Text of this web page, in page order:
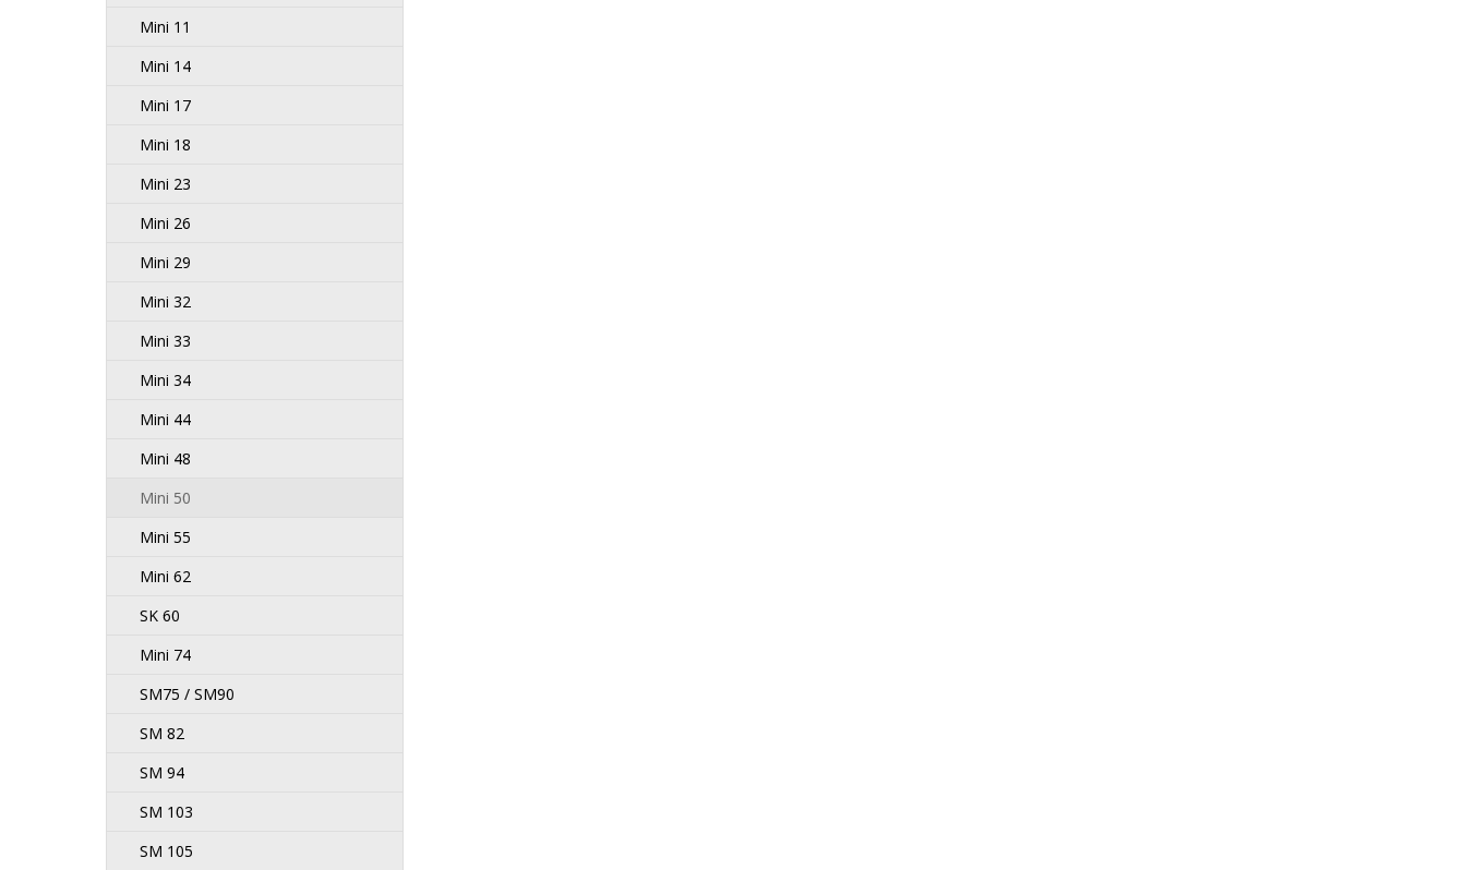
Mini 11
Mini 14
Mini 17
Mini 18
Mini 23
Mini 26
Mini 29
Mini 32
Mini 33
Mini 34
Mini 44
Mini 48
Mini 50
Mini 55
Mini 62
SK 60
Mini 74
SM75 / SM90
SM 82
SM 94
SM 103
SM 105